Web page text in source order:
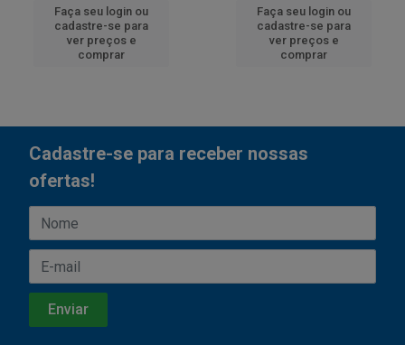
Faça seu login ou
cadastre-se para
ver preços e
comprar
Faça seu login ou
cadastre-se para
ver preços e
comprar
Cadastre-se para receber nossas
ofertas!